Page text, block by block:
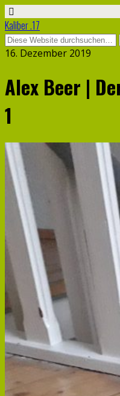
Kaliber .17
16. Dezember 2019
Alex Beer |
1